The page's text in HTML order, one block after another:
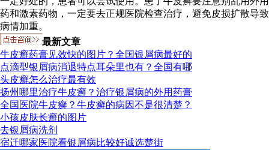
药和激素药物，一定要去正规医院检查治疗，避免皮损扩散导致
病情加重。
最新文章
牛皮癣药膏见效快的图片？全国银屑病最好的
点滴型银屑病消退特点耳朵里也有？全国有哪
头皮癣怎么治疗最有效
扬州哪里治疗牛皮癣？治疗银屑病的外用药膏
全国医院牛皮癣？牛皮癣的病因不是很清楚？
小孩皮肤长癣的图片
去银屑病洗剂
宿迁哪家医院看银屑病比较好诚选楚街